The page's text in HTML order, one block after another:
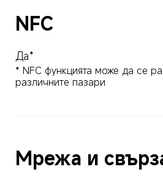
NFC
Да*
* NFC функцията може да се
различните пазари
Мрежа и